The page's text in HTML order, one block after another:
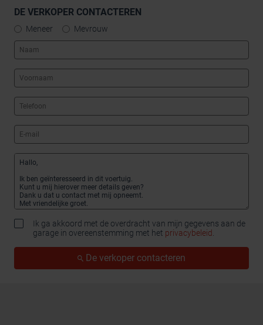
DE VERKOPER CONTACTEREN
Meneer Mevrouw
Ik ga akkoord met de overdracht van mijn gegevens aan de
garage in overeenstemming met het privacybeleid
De verkoper contacteren